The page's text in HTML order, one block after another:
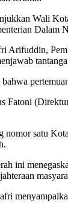
Wali
Dalam
Fatoni
nomor satu
ini